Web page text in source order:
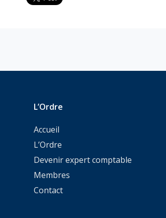
L’Ordre
Accueil
L’Ordre
Devenir expert comptable
Membres
Contact